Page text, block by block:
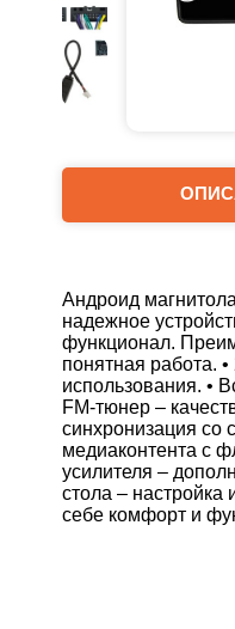
Андроид
надежное
функционал.
понятная работа.
использования. •
FM-тюнер –
синхронизация со
медиаконтента с
усилителя –
стола –
себе комфорт и